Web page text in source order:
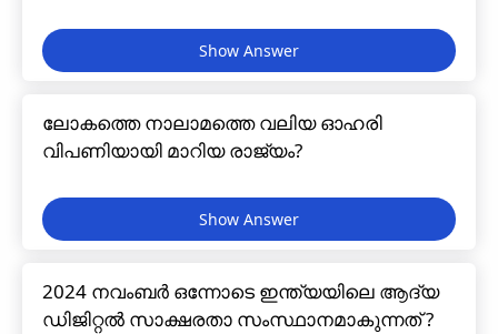
ലോകത്തെ നാലാമത്തെ വലിയ ഓഹരി
വിപണിയായി മാറിയ രാജ്യം?
2024 നവംബർ ഒന്നോടെ ഇന്ത്യയിലെ ആദ്യ
ഡിജിറ്റൽ സാക്ഷരതാ സംസ്ഥാനമാകുന്നത് ?